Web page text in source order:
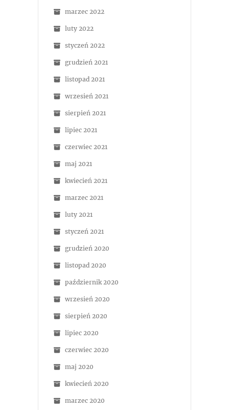
marzec 2022
luty 2022
styczeń 2022
grudzień 2021
listopad 2021
wrzesień 2021
sierpień 2021
lipiec 2021
czerwiec 2021
maj 2021
kwiecień 2021
marzec 2021
luty 2021
styczeń 2021
grudzień 2020
listopad 2020
październik 2020
wrzesień 2020
sierpień 2020
lipiec 2020
czerwiec 2020
maj 2020
kwiecień 2020
marzec 2020